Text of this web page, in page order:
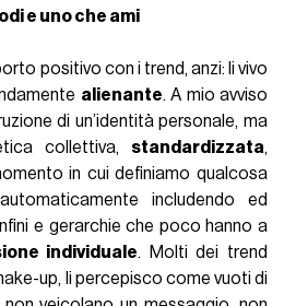
e uno che ami
positivo con i trend, anzi: li vivo
alienante. A mio avviso
di un’identità personale, ma
collettiva, standardizzata,
in cui definiamo qualcosa
includendo ed
e gerarchie che poco hanno a
individuale. Molti dei trend
up, li percepisco come vuoti di